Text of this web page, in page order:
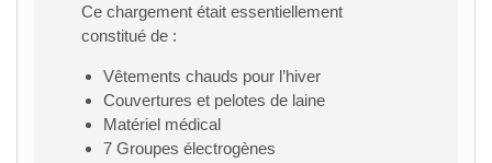
Ce chargement était essentiellement
constitué de :
Vêtements chauds pour l’hiver
Couvertures et pelotes de laine
Matériel médical
7 Groupes électrogènes